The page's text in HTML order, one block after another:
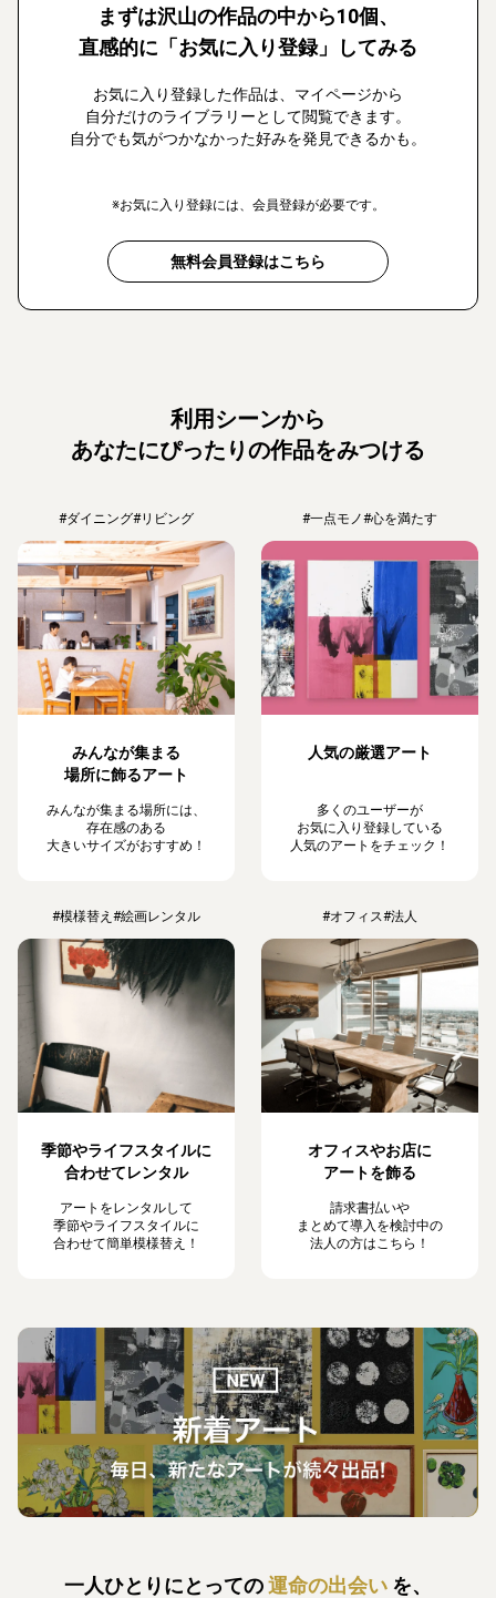
まずは沢山の作品の中から10個、
直感的に「お気に入り登録」してみる
お気に入り登録した作品は、マイページから
自分だけのライブラリーとして閲覧できます。
自分でも気がつかなかった好みを発見できるかも。
※お気に入り登録には、会員登録が必要です。
無料会員登録はこちら
利用シーンから
あなたにぴったりの作品をみつける
#ダイニング#リビング
みんなが集まる
場所に飾るアート
みんなが集まる場所には、
存在感のある
大きいサイズがおすすめ！
#一点モノ#心を満たす
人気の厳選アート
多くのユーザーが
お気に入り登録している
人気のアートをチェック！
#模様替え #絵画レンタル
季節やライフスタイルに
合わせてレンタル
アートをレンタルして
季節やライフスタイルに
合わせて簡単模様替え！
#オフィス#法人
オフィスやお店に
アートを飾る
請求書払いや
まとめて導入を検討中の
法人の方はこちら！
一人ひとりにとっての運命の出会い を、